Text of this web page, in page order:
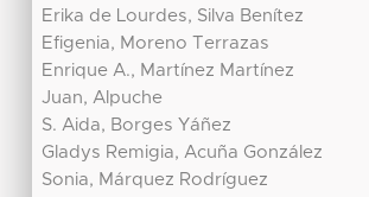
Erika de Lourdes, Silva Benítez
Efigenia, Moreno Terrazas
Enrique A., Martínez Martínez
Juan, Alpuche
S. Aida, Borges Yáñez
Gladys Remigia, Acuña González
Sonia, Márquez Rodríguez